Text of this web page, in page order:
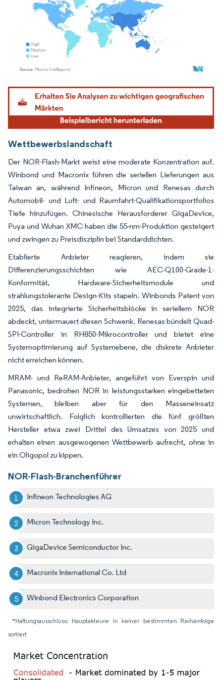
Bild © Mordor Intelligence. Wiederverwendung erfordert Namensnennung gemäß
Wettbewerbslandschaft
Der NOR-Flash-Markt weist eine moderate Konzentration auf.
Winbond und Macronix führen die seriellen Lieferungen aus
Taiwan an, während Infineon, Micron und Renesas durch
Automobil- und Luft- und Raumfahrt-Qualifikationsportfolios
Tiefe hinzufügen. Chinesische Herausforderer GigaDevice,
Puya und Wuhan XMC haben die 55-nm-Produktion gesteigert
und zwingen zu Preisdisziplin bei Standarddichten.
Etablierte Anbieter reagieren, indem sie
Differenzierungsschichten wie AEC-Q100-Grade-1-
Konformität, Hardware-Sicherheitsmodule und
strahlungstolerante Design-Kits stapeln. Winbonds Patent von
2025, das integrierte Sicherheitsblöcke in seriellem NOR
abdeckt, untermauert diesen Schwenk. Renesas bündelt Quad-
SPI-Controller in RH850-Mikrocontroller und bietet eine
Systemoptimierung auf Systemebene, die diskrete Anbieter
nicht erreichen können.
MRAM- und ReRAM-Anbieter, angeführt von Everspin und
Panasonic, bedrohen NOR in leistungsstarken eingebetteten
Systemen, bleiben aber für den Masseneinsatz
unwirtschaftlich. Folglich kontrollierten die fünf größten
Hersteller etwa zwei Drittel des Umsatzes von 2025 und
erhalten einen ausgewogenen Wettbewerb aufrecht, ohne in
ein Oligopol zu kippen.
NOR-Flash-Branchenführer
Infineon Technologies AG
Micron Technology Inc.
GigaDevice Semiconductor Inc.
Macronix International Co. Ltd
Winbond Electronics Corporation
*Haftungsausschluss: Hauptakteure in keiner bestimmten Reihenfolge
sortiert